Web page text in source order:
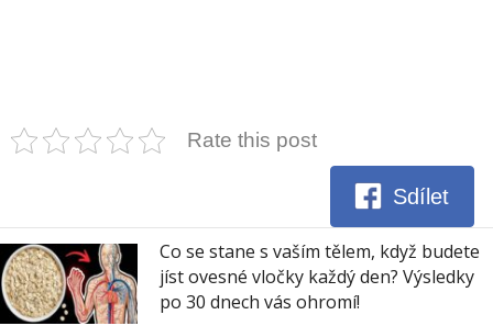
Rate this post
Sdílet
Co se stane s vaším tělem, když budete
jíst ovesné vločky každý den? Výsledky
po 30 dnech vás ohromí!